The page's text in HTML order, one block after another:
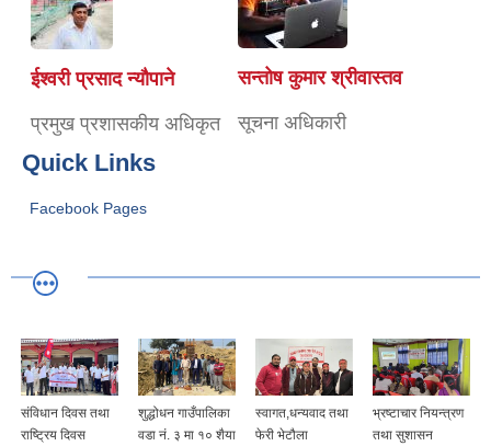
ईश्वरी प्रसाद न्यौपाने
प्रमुख प्रशासकीय अधिकृत
सन्तोष कुमार श्रीवास्तव
सूचना अधिकारी
Quick Links
Facebook Pages
संविधान दिवस तथा
राष्ट्रिय दिवस
शुद्धोधन गाउँपालिका
वडा नं. ३ मा १० शैया
स्वागत,धन्यवाद तथा
फेरी भेटौला
भ्रष्टाचार नियन्त्रण
तथा सुशासन